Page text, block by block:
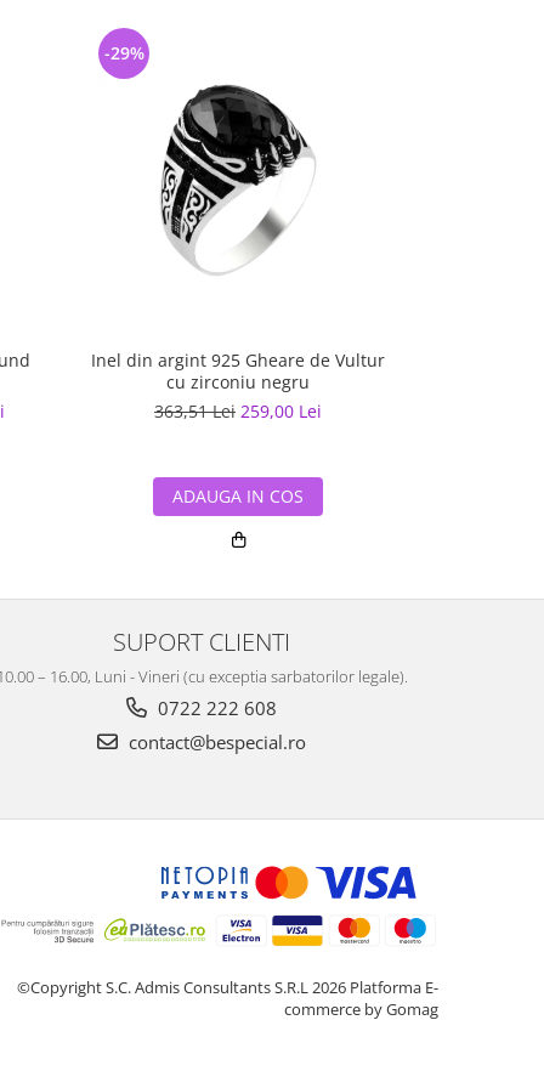
Inel din argint 925 Gheare de Vultur
cu zirconiu negru
363,51 Lei 259,00 Lei
-29%
ADAUGA IN COS
SUPORT CLIENTI
– 16.00, Luni - Vineri (cu exceptia sarbatorilor legale).
0722 222 608
contact@bespecial.ro
©Copyright S.C. Admis Consultants S.R.L 2026 Platforma E-
commerce by Gomag